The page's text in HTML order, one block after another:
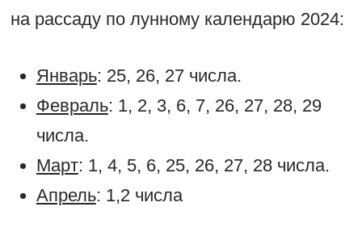
на рассаду по лунному календарю 2024:
Январь: 25, 26, 27 числа.
Февраль: 1, 2, 3, 6, 7, 26, 27, 28, 29
числа.
Март: 1, 4, 5, 6, 25, 26, 27, 28 числа.
Апрель: 1,2 числа